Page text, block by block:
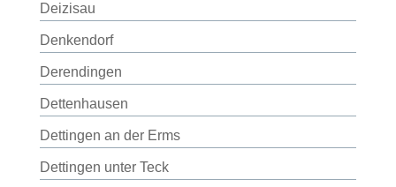
Deizisau
Denkendorf
Derendingen
Dettenhausen
Dettingen an der Erms
Dettingen unter Teck